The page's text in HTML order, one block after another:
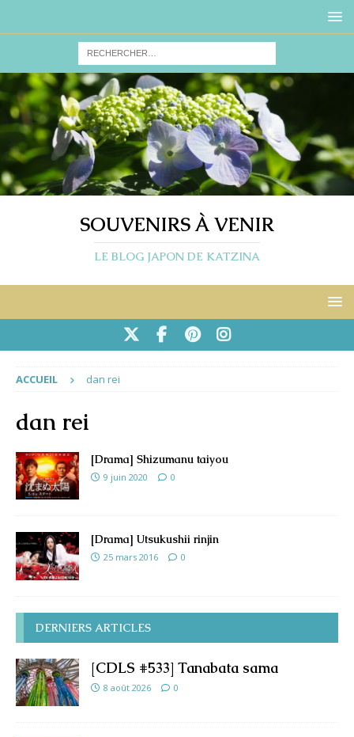
SOUVENIRS À VENIR
LE BLOG JAPON DE KATZINA
ACCUEIL dan rei
dan rei
[Drama] Shizumanu taiyou
9 juin 2020 0
[Drama] Utsukushii rinjin
25 mars 2016 0
DERNIERS ARTICLES
[CDLS #533] Tanabata sama
8 août 2026 0